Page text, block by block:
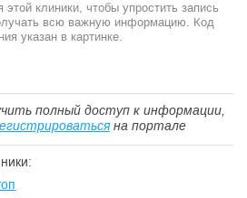
клиники, чтобы упростить запись
всю важную информацию. Код
указан в картинке.
полный доступ к информации,
на портале